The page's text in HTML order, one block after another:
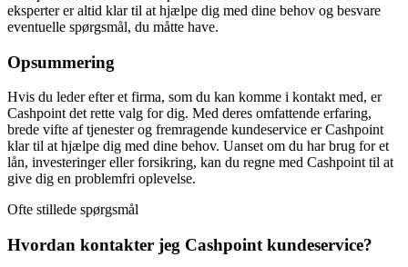
eksperter er altid klar til at hjælpe dig med dine behov og besvare
eventuelle spørgsmål, du måtte have.
Opsummering
Hvis du leder efter et firma, som du kan komme i kontakt med, er
Cashpoint det rette valg for dig. Med deres omfattende erfaring,
brede vifte af tjenester og fremragende kundeservice er Cashpoint
klar til at hjælpe dig med dine behov. Uanset om du har brug for et
lån, investeringer eller forsikring, kan du regne med Cashpoint til at
give dig en problemfri oplevelse.
Ofte stillede spørgsmål
Hvordan kontakter jeg Cashpoint kundeservice?